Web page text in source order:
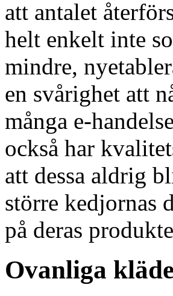
att antalet
helt enkelt inte
mindre,
en svårighet att
många e-
också har
att dessa aldrig
större kedjornas
på deras
Ovanliga